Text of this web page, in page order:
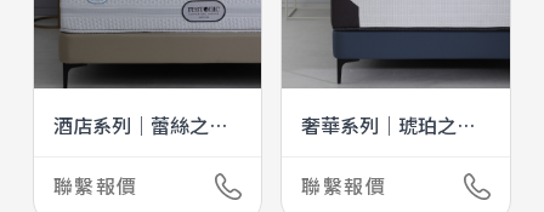
地毯系列
酒店系列｜蕾絲之星II
聯繫報價
奢華系列｜琥珀之夏
聯繫報價